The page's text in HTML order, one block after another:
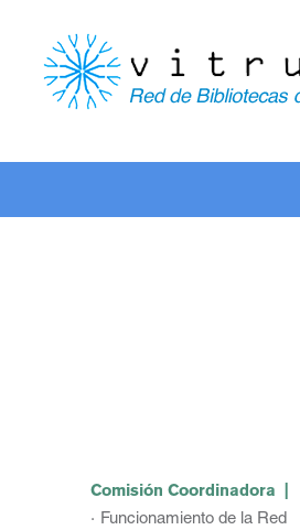
Comisión Coordinadora |
Funcionamiento de la Red